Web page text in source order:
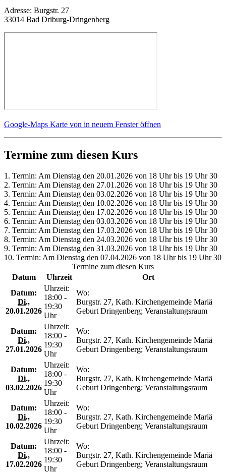
Adresse: Burgstr. 27
33014 Bad Driburg-Dringenberg
Google-Maps Karte von in neuem Fenster öffnen
Termine zum diesen Kurs
1. Termin: Am Dienstag den 20.01.2026 von 18 Uhr bis 19 Uhr 30
2. Termin: Am Dienstag den 27.01.2026 von 18 Uhr bis 19 Uhr 30
3. Termin: Am Dienstag den 03.02.2026 von 18 Uhr bis 19 Uhr 30
4. Termin: Am Dienstag den 10.02.2026 von 18 Uhr bis 19 Uhr 30
5. Termin: Am Dienstag den 17.02.2026 von 18 Uhr bis 19 Uhr 30
6. Termin: Am Dienstag den 03.03.2026 von 18 Uhr bis 19 Uhr 30
7. Termin: Am Dienstag den 17.03.2026 von 18 Uhr bis 19 Uhr 30
8. Termin: Am Dienstag den 24.03.2026 von 18 Uhr bis 19 Uhr 30
9. Termin: Am Dienstag den 31.03.2026 von 18 Uhr bis 19 Uhr 30
10. Termin: Am Dienstag den 07.04.2026 von 18 Uhr bis 19 Uhr 30
Termine zum diesen Kurs
Datum
Uhrzeit
Ort
Datum:
Di.,
20.01.2026
Uhrzeit:
18:00 -
19:30
Uhr
Wo:
Burgstr. 27, Kath. Kirchengemeinde Mariä
Geburt Dringenberg; Veranstaltungsraum
Datum:
Di.,
27.01.2026
Uhrzeit:
18:00 -
19:30
Uhr
Wo:
Burgstr. 27, Kath. Kirchengemeinde Mariä
Geburt Dringenberg; Veranstaltungsraum
Datum:
Di.,
03.02.2026
Uhrzeit:
18:00 -
19:30
Uhr
Wo:
Burgstr. 27, Kath. Kirchengemeinde Mariä
Geburt Dringenberg; Veranstaltungsraum
Datum:
Di.,
10.02.2026
Uhrzeit:
18:00 -
19:30
Uhr
Wo:
Burgstr. 27, Kath. Kirchengemeinde Mariä
Geburt Dringenberg; Veranstaltungsraum
Datum:
Di.,
17.02.2026
Uhrzeit:
18:00 -
19:30
Uhr
Wo:
Burgstr. 27, Kath. Kirchengemeinde Mariä
Geburt Dringenberg; Veranstaltungsraum